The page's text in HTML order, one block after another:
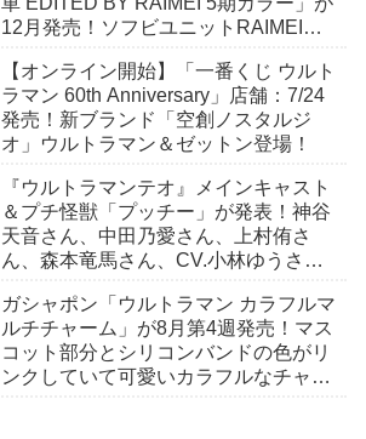
12月発売！ソフビユニットRAIMEIに
登場！
【オンライン開始】「一番くじ ウルト
ラマン 60th Anniversary」店舗：7/24
発売！新ブランド「空創ノスタルジ
オ」ウルトラマン＆ゼットン登場！
『ウルトラマンテオ』メインキャスト
＆プチ怪獣「プッチー」が発表！神谷
天音さん、中田乃愛さん、上村侑さ
ん、森本竜馬さん、CV.小林ゆうさ
ガシャポン「ウルトラマン カラフルマ
ルチチャーム」が8月第4週発売！マス
コット部分とシリコンバンドの色がリ
ンクしていて可愛いカラフルなチャー